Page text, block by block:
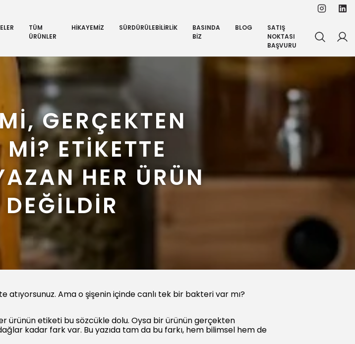
TÜM
ÜRÜNLER
HİKAYEMİZ SÜRDÜRÜLEBİLİRLİK
BASINDA
BİZ
BLOG
SATIŞ
NOKTASI
BAŞVURU
GERÇEKTEN
Mİ? ETİKETTE
HER ÜRÜN
Ama o şişenin içinde canlı tek bir bakteri var mı?
ürünün etiketi bu sözcükle dolu. Oysa bir ürünün gerçekten
kadar fark var. Bu yazıda tam da bu farkı, hem bilimsel hem de